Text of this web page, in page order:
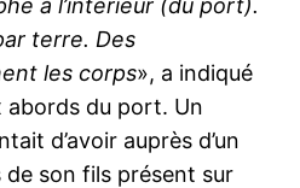
terre. Des
les corps», a indiqué
abords du port. Un
d’avoir auprès d’un
de son fils présent sur